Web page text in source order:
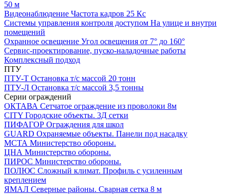
50 м
Видеонаблюдение Частота кадров 25 Кс
Системы управления контроля доступом На улице и внутри
помещений
Охранное освещение Угол освещения от 7° до 160°
Сервис-проектирование, пуско-наладочные работы
Комплексный подход
ПТУ
ПТУ-Т Остановка т/c массой 20 тонн
ПТУ-Л Остановка т/c массой 3,5 тонны
Серии ограждений
ОКТАВА Сетчатое ограждение из проволоки 8м
CITY Городские объекты. 3Д сетки
ПИФАГОР Ограждения для школ
GUARD Охраняемые объекты. Панели под насадку
МСТА Министерство обороны.
ЦНА Министерство обороны.
ПИРОС Министерство обороны.
ПОЛЮС Сложный климат. Профиль с усиленным
креплением
ЯМАЛ Северные районы. Сварная сетка 8 м